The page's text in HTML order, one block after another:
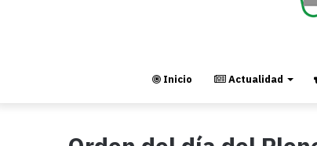
Inicio Actualidad